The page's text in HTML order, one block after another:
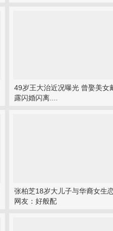
49岁王大治近况曝光 曾娶美女
露闪婚闪离....
张柏芝18岁大儿子与华裔女生
网友：好般配